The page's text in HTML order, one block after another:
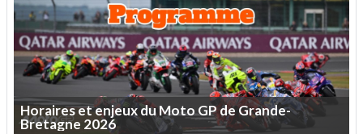
HorairesetenjeuxduMotoGPdeGrande-
Bretagne 2026